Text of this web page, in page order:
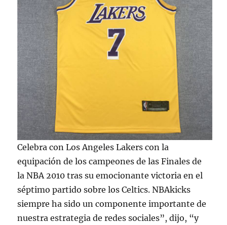
Celebra con Los Angeles Lakers con la
equipación de los campeones de las Finales de
la NBA 2010 tras su emocionante victoria en el
séptimo partido sobre los Celtics. NBAkicks
siempre ha sido un componente importante de
nuestra estrategia de redes sociales”, dijo, “y